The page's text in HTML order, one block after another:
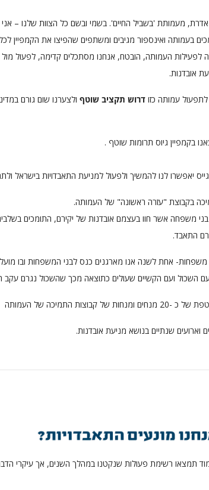
מעמותת 'בשביל החיים'. בשמי ובשם כל הצוות שלנו – אני
תומכים בעמותה ואינספור מגיבים ומשתפים שהפיצו את
לפעילות העמותה, הובטח, אנחנו מסתכלים קדימה, לפעול
אובדנות.
עמותה כזו דרוש תקציב שוטף ולצערנו שום גורם
בקמפיין גיוס תרומות שוטף .
יאפשרו לנו להמשיך ולפעול למניעת התאבדויות בישראל
בקבוצת "עזרה ראשונה" של העמותה.
בני משפחה אשר חוו בעצמם אובדנות של יקירם, התומכים
התאבד.
משפחות- אחת לשנה אנו מארגנים כנס לבני המשפחות ובו
השכול ועם הקשיים שעולים כתוצאה מכך שהשכול נגרם
של קבוצות התמיכה של העמותה
וארועים שנתיים בנושא מניעת אובדנות.
תמצאו רשימת פעולות שנקטנו במהלך השנים, אך עיקרי